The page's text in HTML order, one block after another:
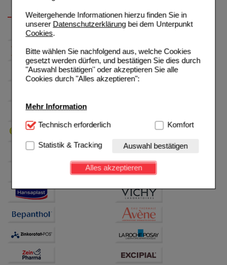
Weitergehende Informationen hierzu finden Sie in
unserer Datenschutzerklärungbei dem Unterpunkt
Cookies.
Bitte wählen Sie nachfolgend aus, welche Cookies
gesetzt werden dürfen, und bestätigen Sie dies durch
"Auswahl bestätigen" oder akzeptieren Sie alle
Cookies durch "Alles akzeptieren":
Mehr Information
Technisch Notwendig:Hierbei handelt es sich um
Website notwendig sind (z.B. Navigation, Warenkorb,
Kundenkonto), weshalb auf diese nicht verzichtet
werden kann.
Einkaufserlebnis noch ansprechender zu gestalten,
beispielsweise für die Wiedererkennung des
Besuchers oder unsere Seite an bevorzugte
Verhaltensweisen (z.B. Spracheinstellung)
auch auf Ihre Bedürfnisse zugeschrittene Inhalte
betreiben.
Technisch erforderlich Komfort
Statistik & Tracking Auswahl bestätigen
Alles akzeptieren